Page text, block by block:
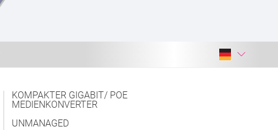
KOMPAKTER GIGABIT/ POE
MEDIENKONVERTER
UNMANAGED